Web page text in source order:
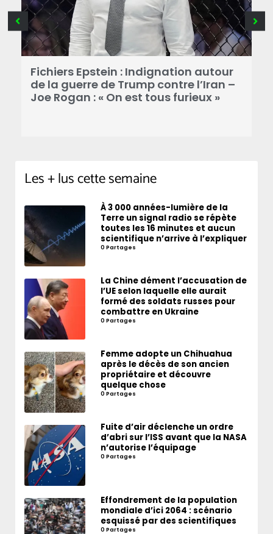
Fichiers Epstein : Indignation autour
de la guerre de Trump contre l’Iran –
Joe Rogan : « On est tous furieux »
Les + lus cette semaine
À 3 000 années-lumière de la
Terre un signal radio se répète
toutes les 16 minutes et aucun
scientifique n’arrive à l’expliquer
0 Partages
La Chine dément l’accusation de
l’UE selon laquelle elle aurait
formé des soldats russes pour
combattre en Ukraine
0 Partages
Femme adopte un Chihuahua
après le décès de son ancien
propriétaire et découvre
quelque chose
0 Partages
Fuite d’air déclenche un ordre
d’abri sur l’ISS avant que la NASA
n’autorise l’équipage
0 Partages
Effondrement de la population
mondiale d’ici 2064 : scénario
esquissé par des scientifiques
0 Partages